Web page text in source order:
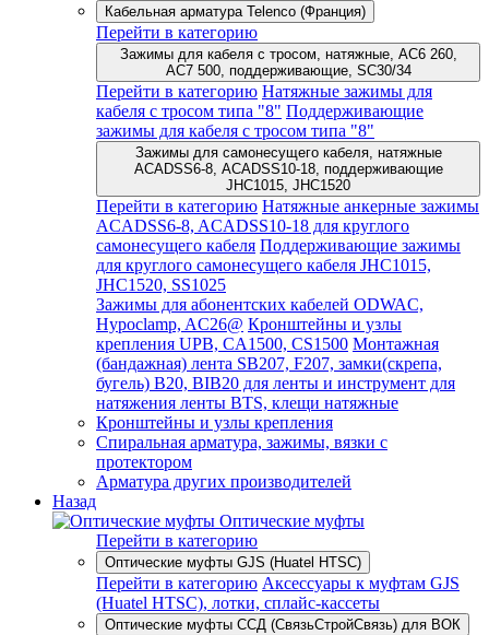
Кабельная арматура Telenco (Франция)
Перейти в категорию
Зажимы для кабеля с тросом, натяжные, AC6 260,
AC7 500, поддерживающие, SC30/34
Перейти в категорию Натяжные зажимы для
кабеля с тросом типа "8" Поддерживающие
зажимы для кабеля с тросом типа "8"
Зажимы для самонесущего кабеля, натяжные
ACADSS6-8, ACADSS10-18, поддерживающие
JHC1015, JHC1520
Перейти в категорию Натяжные анкерные зажимы
ACADSS6-8, ACADSS10-18 для круглого
самонесущего кабеля Поддерживающие зажимы
для круглого самонесущего кабеля JHC1015,
JHC1520, SS1025
Зажимы для абонентских кабелей ODWAC,
Hypoclamp, AC26@ Кронштейны и узлы
крепления UPB, CA1500, CS1500 Монтажная
(бандажная) лента SB207, F207, замки(скрепа,
бугель) B20, BIB20 для ленты и инструмент для
натяжения ленты BTS, клещи натяжные
Кронштейны и узлы крепления
Спиральная арматура, зажимы, вязки с
протектором
Арматура других производителей
Назад
Оптические муфты
Перейти в категорию
Оптические муфты GJS (Huatel HTSC)
Перейти в категорию Аксессуары к муфтам GJS
(Huatel HTSC), лотки, сплайс-кассеты
Оптические муфты ССД (СвязьСтройСвязь) для ВОК